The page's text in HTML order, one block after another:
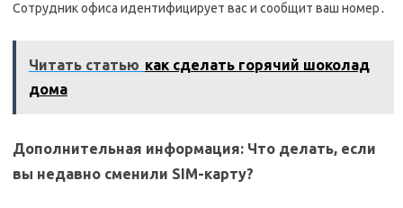
Сотрудник офиса идентифицирует вас и сообщит ваш номер․
Читать статью как сделать горячий шоколад
дома
Дополнительная информация: Что делать, если
вы недавно сменили SIM-карту?